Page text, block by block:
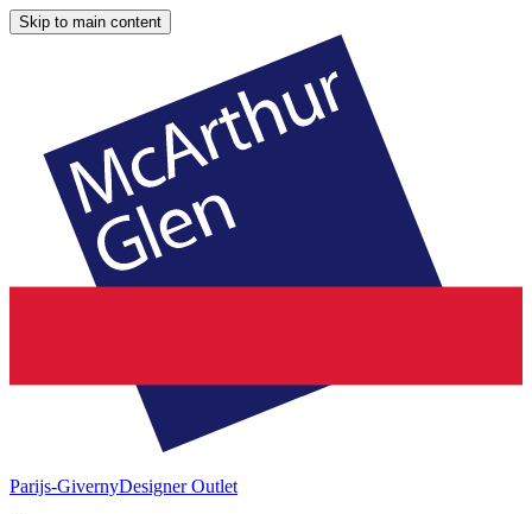
Skip to main content
Parijs-GivernyDesigner Outlet